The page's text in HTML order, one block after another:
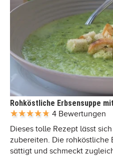
Rohköstliche Erbsensuppe
4 Bewertungen
Dieses tolle Rezept lässt
zubereiten. Die rohköstliche
sättigt und schmeckt